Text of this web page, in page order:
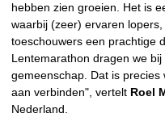
hebben zien groeien. Het is
waarbij (zeer) ervaren
toeschouwers een prachtige
Lentemarathon dragen we
gemeenschap. Dat is
aan verbinden", vertelt Roel
Nederland.